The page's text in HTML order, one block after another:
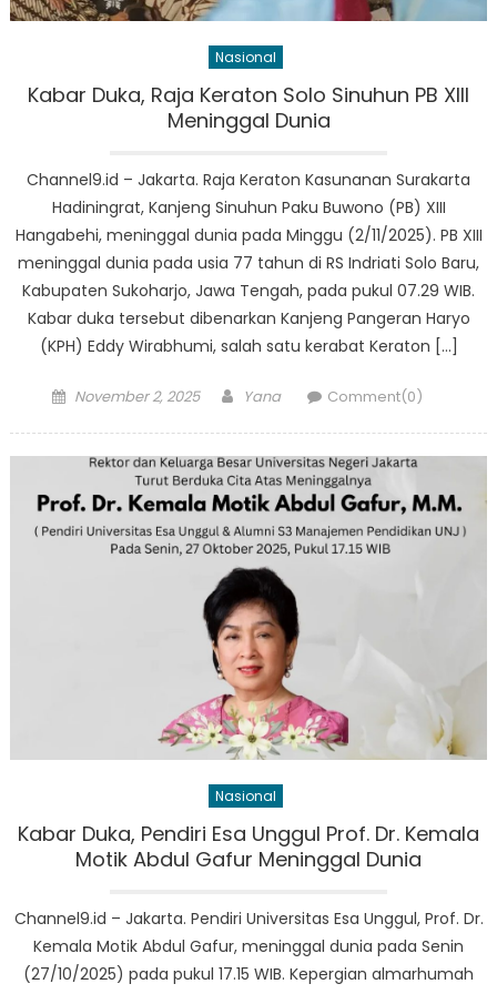
Nasional
Kabar Duka, Raja Keraton Solo Sinuhun PB XIII
Meninggal Dunia
Channel9.id – Jakarta. Raja Keraton Kasunanan Surakarta
Hadiningrat, Kanjeng Sinuhun Paku Buwono (PB) XIII
Hangabehi, meninggal dunia pada Minggu (2/11/2025). PB XIII
meninggal dunia pada usia 77 tahun di RS Indriati Solo Baru,
Kabupaten Sukoharjo, Jawa Tengah, pada pukul 07.29 WIB.
Kabar duka tersebut dibenarkan Kanjeng Pangeran Haryo
(KPH) Eddy Wirabhumi, salah satu kerabat Keraton […]
Posted
November 2, 2025 Author
Yana Comment(0)
Nasional
Kabar Duka, Pendiri Esa Unggul Prof. Dr. Kemala
Motik Abdul Gafur Meninggal Dunia
Channel9.id – Jakarta. Pendiri Universitas Esa Unggul, Prof. Dr.
Kemala Motik Abdul Gafur, meninggal dunia pada Senin
(27/10/2025) pada pukul 17.15 WIB. Kepergian almarhumah